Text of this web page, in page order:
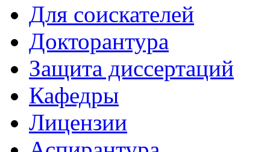
Для соискателей
Докторантура
Защита диссертаций
Кафедры
Лицензии